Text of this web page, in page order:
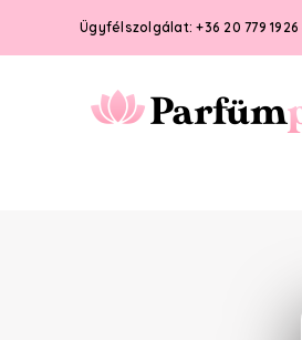
Ügyfélszolgálat: +36 20 779 1926